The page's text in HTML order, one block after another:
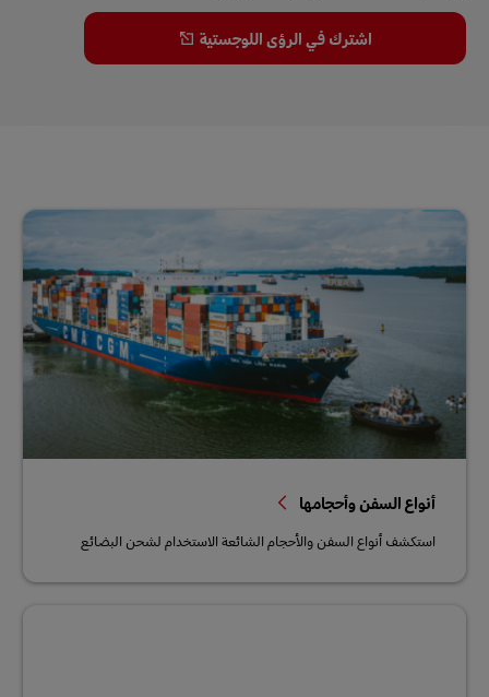
اشترك في الرؤى اللوجستية
أنواع السفن وأحجامها
استكشف أنواع السفن والأحجام الشائعة الاستخدام لشحن البضائع